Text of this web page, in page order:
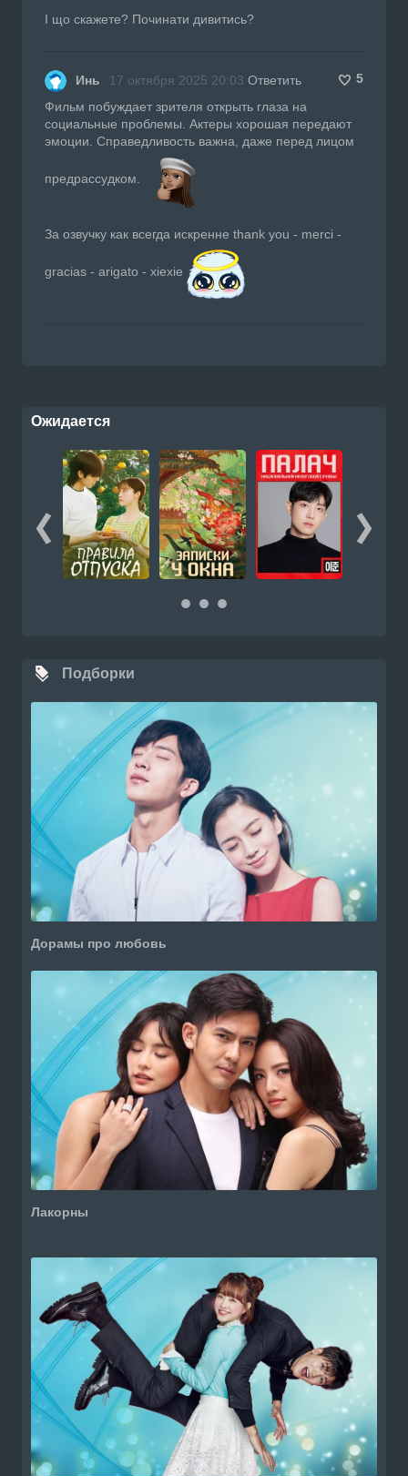
І що скажете? Починати дивитись?
Инь 17 октября 2025 20:03 Ответить
5
Фильм побуждает зрителя открыть глаза на
социальные проблемы. Актеры хорошая передают
эмоции. Справедливость важна, даже перед лицом
предрассудком.
За озвучку как всегда искренне thank you - merci -
gracias - arigato - xiexie
Ожидается
Подборки
Дорамы про любовь
Лакорны